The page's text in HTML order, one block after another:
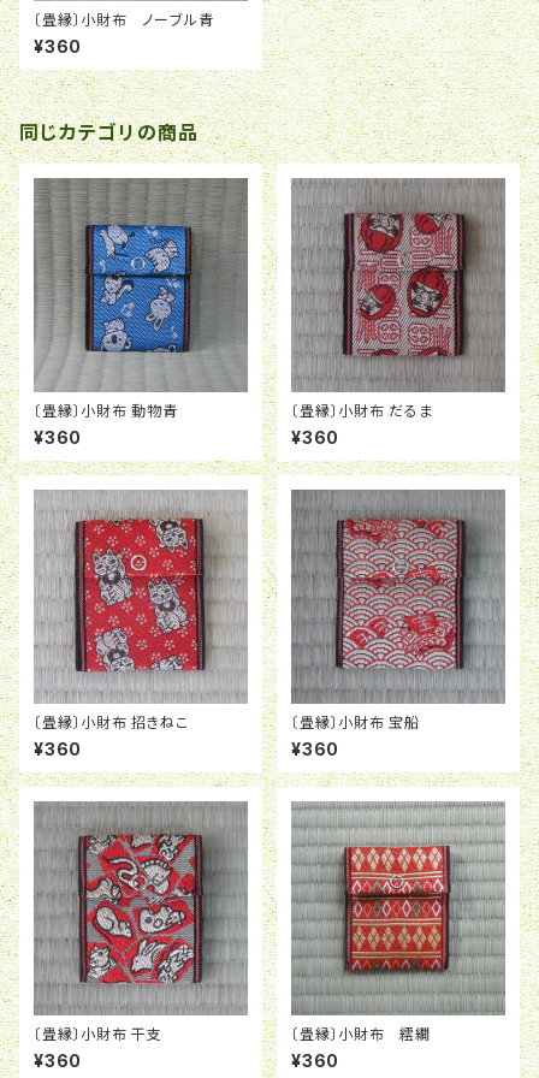
〔畳縁〕小財布 ノーブル青
¥360
同じカテゴリの商品
〔畳縁〕小財布 動物青
¥360
〔畳縁〕小財布 だるま
¥360
〔畳縁〕小財布 招きねこ
¥360
〔畳縁〕小財布 宝船
¥360
〔畳縁〕小財布 干支
¥360
〔畳縁〕小財布 繧繝
¥360